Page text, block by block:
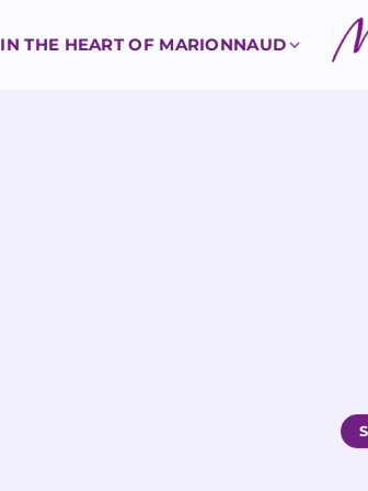
IN THE HEART OF MARIONNAUD